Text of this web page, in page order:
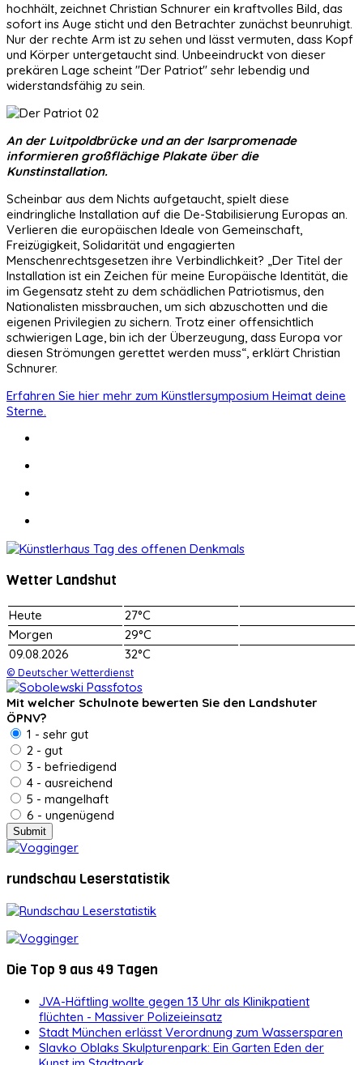
hochhält, zeichnet Christian Schnurer ein kraftvolles Bild, das
sofort ins Auge sticht und den Betrachter zunächst beunruhigt.
Nur der rechte Arm ist zu sehen und lässt vermuten, dass Kopf
und Körper untergetaucht sind. Unbeeindruckt von dieser
prekären Lage scheint "Der Patriot" sehr lebendig und
widerstandsfähig zu sein.
An der Luitpoldbrücke und an der Isarpromenade
informieren großflächige Plakate über die
Kunstinstallation.
Scheinbar aus dem Nichts aufgetaucht, spielt diese
eindringliche Installation auf die De-Stabilisierung Europas an.
Verlieren die europäischen Ideale von Gemeinschaft,
Freizügigkeit, Solidarität und engagierten
Menschenrechtsgesetzen ihre Verbindlichkeit? „Der Titel der
Installation ist ein Zeichen für meine Europäische Identität, die
im Gegensatz steht zu dem schädlichen Patriotismus, den
Nationalisten missbrauchen, um sich abzuschotten und die
eigenen Privilegien zu sichern. Trotz einer offensichtlich
schwierigen Lage, bin ich der Überzeugung, dass Europa vor
diesen Strömungen gerettet werden muss“, erklärt Christian
Schnurer.
Erfahren Sie hier mehr zum Künstlersymposium Heimat deine
Sterne.
Wetter Landshut
Heute
27°C
Morgen
29°C
09.08.2026
32°C
© Deutscher Wetterdienst
Mit welcher Schulnote bewerten Sie den Landshuter
ÖPNV?
1 - sehr gut
2 - gut
3 - befriedigend
4 - ausreichend
5 - mangelhaft
6 - ungenügend
rundschau Leserstatistik
Die Top 9 aus 49 Tagen
JVA-Häftling wollte gegen 13 Uhr als Klinikpatient
flüchten - Massiver Polizeieinsatz
Stadt München erlässt Verordnung zum Wassersparen
Slavko Oblaks Skulpturenpark: Ein Garten Eden der